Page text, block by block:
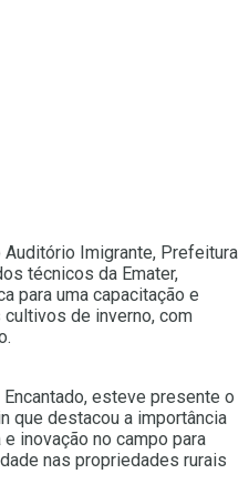
Auditório Imigrante, Prefeitura
técnicos da Emater,
para uma capacitação e
de inverno, com
esteve presente o
que destacou a importância
inovação no campo para
nas propriedades rurais